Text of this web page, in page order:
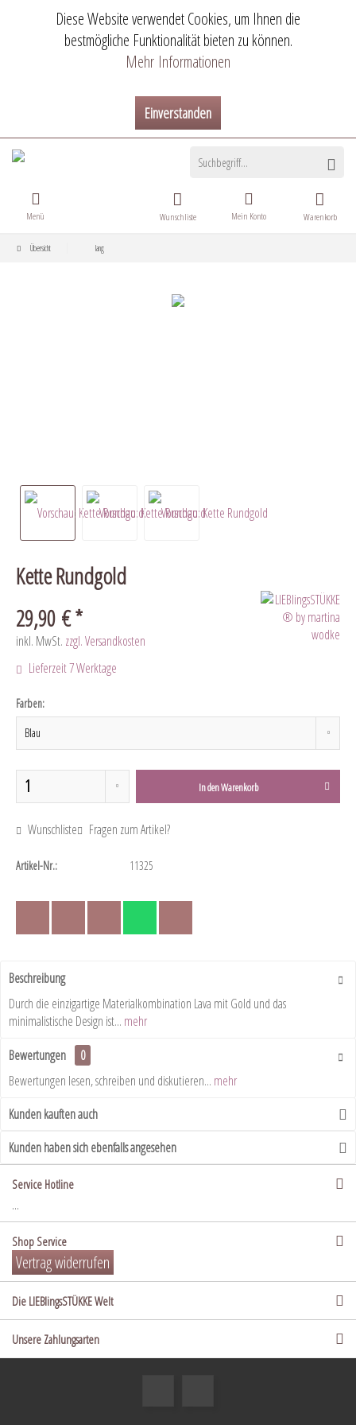
Diese Website verwendet Cookies, um Ihnen die
bestmögliche Funktionalität bieten zu können.
Mehr Informationen
Einverstanden
Warenkorb
Wunschliste Mein Konto
Menü
Übersicht lang
Kette Rundgold
29,90 € *
inkl. MwSt. zzgl. Versandkosten
Lieferzeit 7 Werktage
Farben:
In denWarenkorb
Wunschliste Fragen zum Artikel?
Artikel-Nr.: 11325
Beschreibung
Durch die einzigartige Materialkombination Lava mit Gold und das
minimalistische Design ist... mehr
Bewertungen
0
Bewertungen lesen, schreiben und diskutieren... mehr
Kunden kauften auch
Kunden haben sich ebenfalls angesehen
Service Hotline
...
Shop Service
Vertrag widerrufen
Die LIEBlingsSTÜKKE Welt
Unsere Zahlungsarten